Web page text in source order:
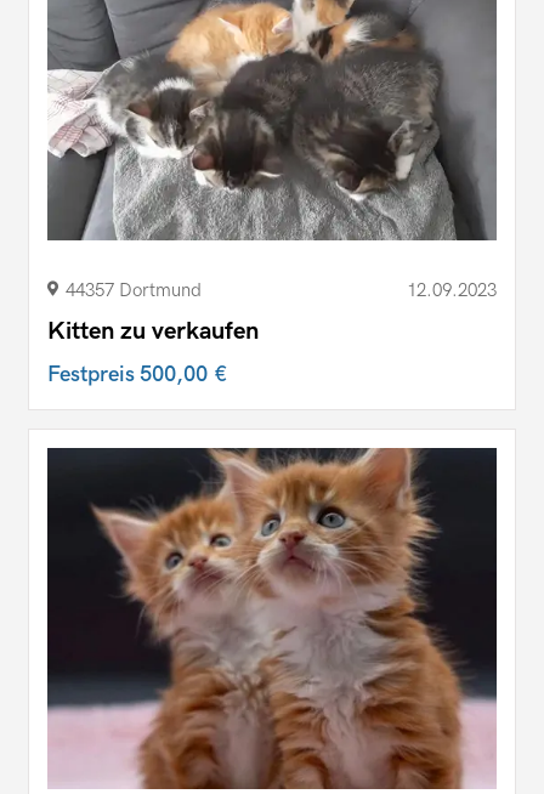
44357 Dortmund 12.09.2023
Kitten zu verkaufen
Festpreis500,00 €